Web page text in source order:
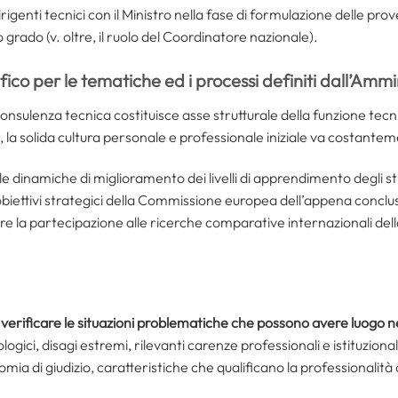
tecnici con il Ministro nella fase di formulazione delle
(v. oltre, il ruolo del Coordinatore nazionale).
per le tematiche ed i processi definiti
tecnica costituisce asse strutturale della funzione
la solida cultura personale e professionale iniziale va
dinamiche di miglioramento dei livelli di apprendimento degli
strategici della Commissione europea dell’appena
la partecipazione alle ricerche comparative internazionali della
verificare le situazioni problematiche che possono avere luogo
disagi estremi, rilevanti carenze professionali e
di giudizio, caratteristiche che qualificano la